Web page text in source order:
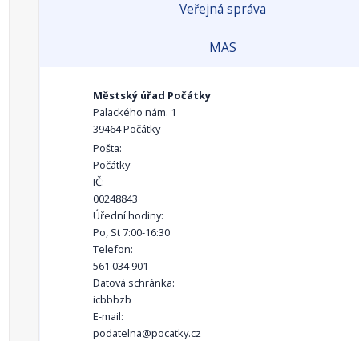
Veřejná správa
MAS
Městský úřad Počátky
Palackého nám. 1
39464 Počátky
Pošta:
Počátky
IČ:
00248843
Úřední hodiny:
Po, St 7:00-16:30
Telefon:
561 034 901
Datová schránka:
icbbbzb
E-mail:
podatelna@pocatky.cz